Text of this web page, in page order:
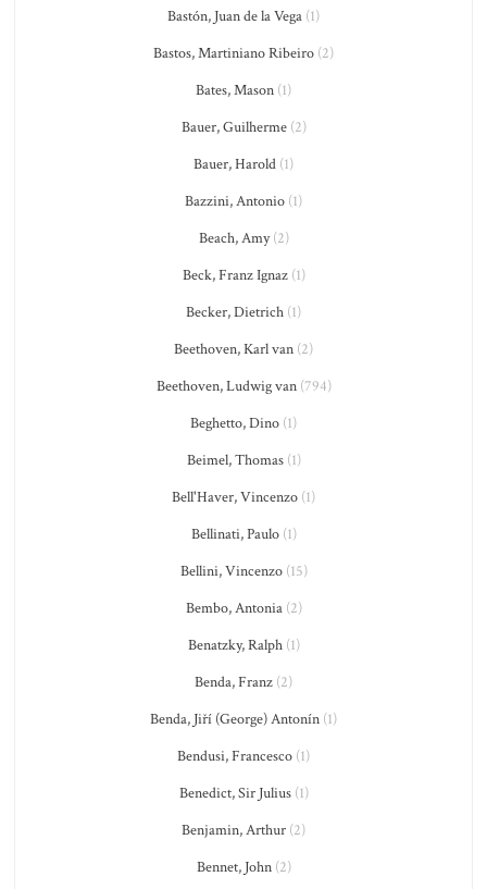
Bastón, Juan de la Vega (1)
Bastos, Martiniano Ribeiro (2)
Bates, Mason (1)
Bauer, Guilherme(2)
Bauer, Harold (1)
Bazzini, Antonio (1)
Beach, Amy(2)
Beck, Franz Ignaz(1)
Becker, Dietrich (1)
Beethoven, Karl van (2)
Beethoven, Ludwig van(794)
Beghetto, Dino (1)
Beimel, Thomas(1)
Bell'Haver, Vincenzo (1)
Bellinati, Paulo(1)
Bellini, Vincenzo(15)
Bembo, Antonia(2)
Benatzky, Ralph(1)
Benda, Franz (2)
Benda, Jiří (George) Antonín (1)
Bendusi, Francesco (1)
Benedict, Sir Julius(1)
Benjamin, Arthur (2)
Bennet, John(2)